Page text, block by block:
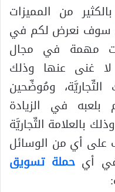
بالكثير من المميزات
سوف نعرض لكم في
أكثر 7 خدمات مهمة في مجال
لا غنى عنها وذلك
ومُوضِّحين
بلعبه في الزيادة
بالعلامة التِّجاريَّة
على أي من الوسائل
في أيحملة تسويق